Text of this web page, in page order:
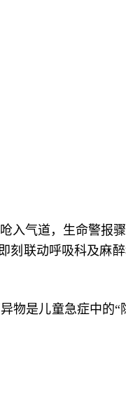
入气道，生命警报
刻联动呼吸科及麻
物是儿童急症中的